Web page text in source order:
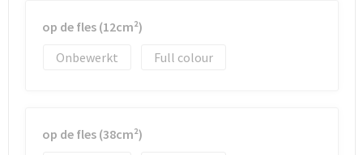
op de fles (12cm²)
Onbewerkt
Full colour
op de fles (38cm²)